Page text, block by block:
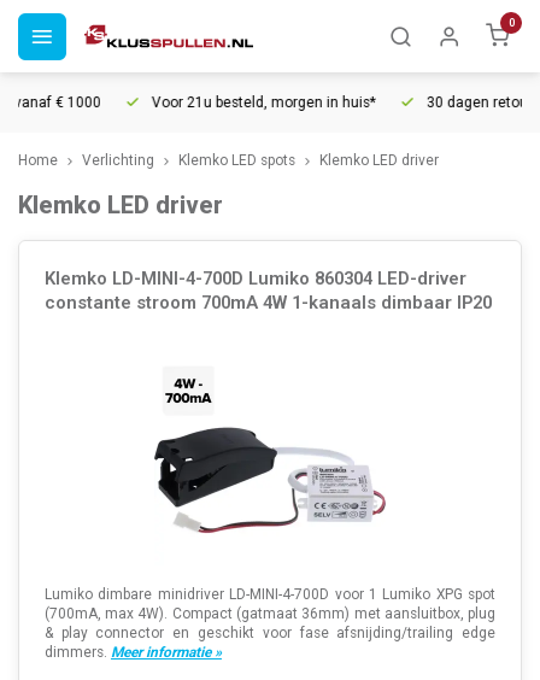
0
Voor 21u besteld, morgen in huis* 30 dagen retourrecht
Home Verlichting Klemko LED spots Klemko LED driver
Klemko LED driver
Klemko LD-MINI-4-700D Lumiko 860304 LED-driver
constante stroom 700mA 4W 1-kanaals dimbaar IP20
Lumiko dimbare minidriver LD-MINI-4-700D voor 1 Lumiko XPG spot
(700mA, max 4W). Compact (gatmaat 36mm) met aansluitbox, plug
& play connector en geschikt voor fase afsnijding/trailing edge
dimmers. Meer informatie »